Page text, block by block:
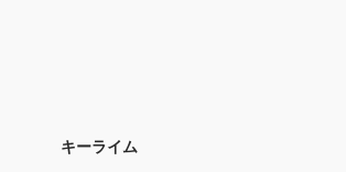
キーライム